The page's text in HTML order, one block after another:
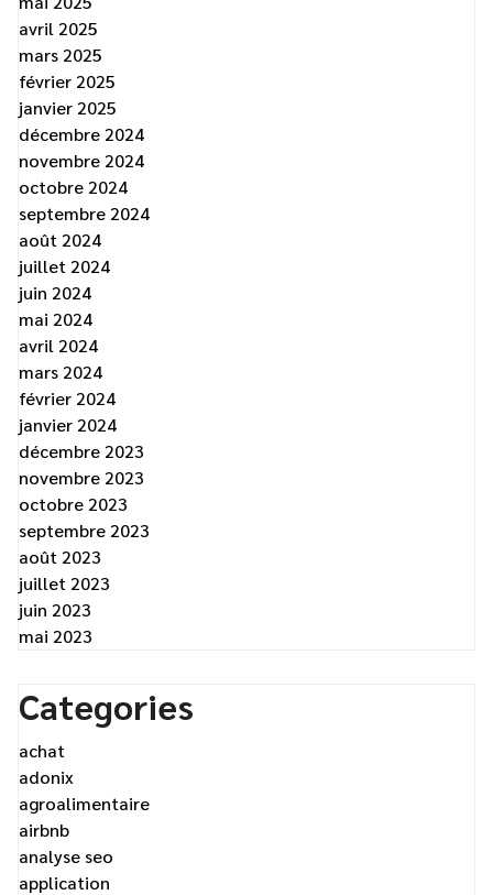
avril 2025
mars 2025
février 2025
janvier 2025
décembre 2024
novembre 2024
octobre 2024
septembre 2024
août 2024
juillet 2024
juin 2024
mai 2024
avril 2024
mars 2024
février 2024
janvier 2024
décembre 2023
novembre 2023
octobre 2023
septembre 2023
août 2023
juillet 2023
juin 2023
mai 2023
Categories
achat
adonix
agroalimentaire
airbnb
analyse seo
application